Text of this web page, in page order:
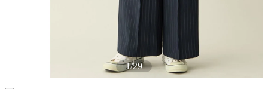
1/29